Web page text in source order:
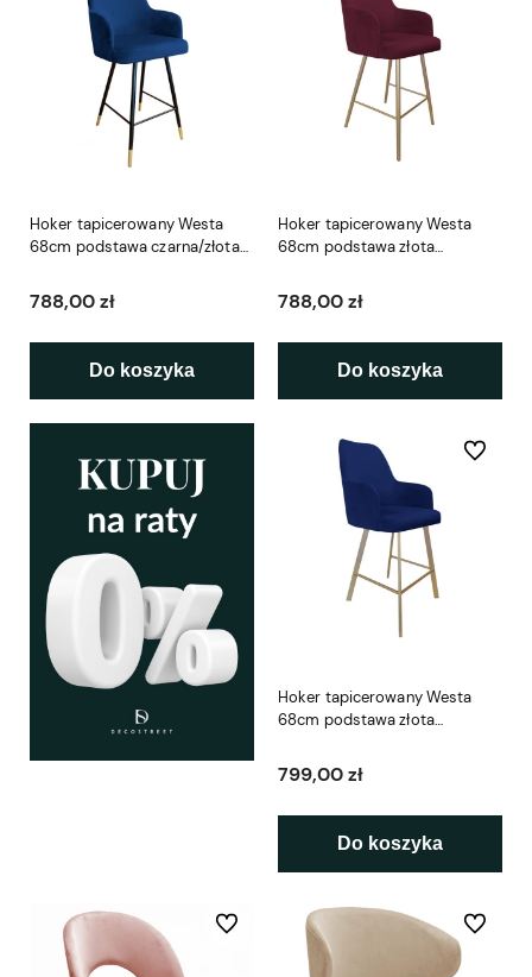
Hoker tapicerowany Westa
68cm podstawa czarna/złota
788,00 zł
Do koszyka
Hoker tapicerowany Westa
68cm podstawa złota
788,00 zł
Do koszyka
Hoker tapicerowany Westa
68cm podstawa złota
799,00 zł
Do koszyka
Do
Do ulubionych Do